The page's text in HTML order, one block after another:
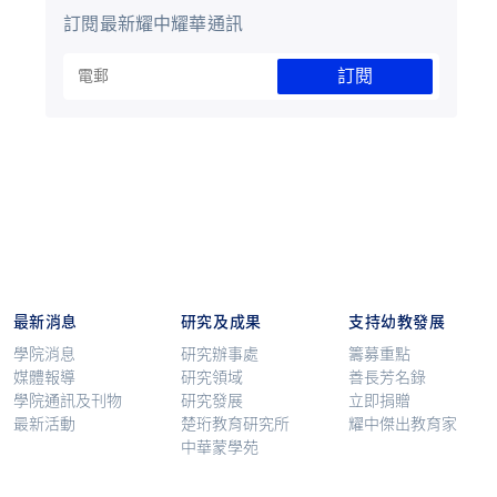
訂閱最新耀中耀華通訊
訂閱
最新消息
學院消息
媒體報導
學院通訊及刊物
最新活動
研究及成果
研究辦事處
研究領域
研究發展
楚珩教育研究所
中華蒙學苑
支持幼教發展
籌募重點
善長芳名錄
立即捐贈
耀中傑出教育家